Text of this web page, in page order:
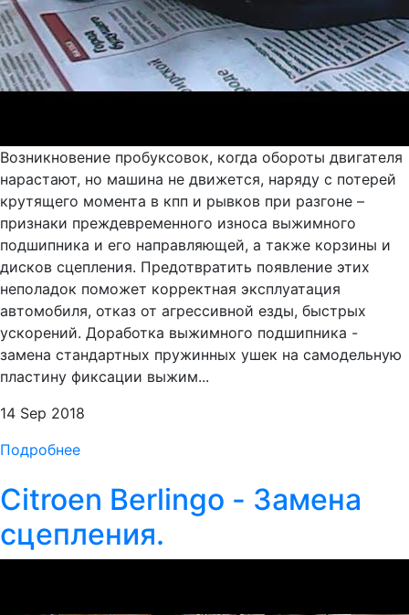
Возникновение пробуксовок, когда обороты двигателя
нарастают, но машина не движется, наряду с потерей
крутящего момента в кпп и рывков при разгоне –
признаки преждевременного износа выжимного
подшипника и его направляющей, а также корзины и
дисков сцепления. Предотвратить появление этих
неполадок поможет корректная эксплуатация
автомобиля, отказ от агрессивной езды, быстрых
ускорений. Доработка выжимного подшипника -
замена стандартных пружинных ушек на самодельную
пластину фиксации выжим...
14 Sep 2018
Подробнее
Citroen Berlingo - Замена
сцепления.